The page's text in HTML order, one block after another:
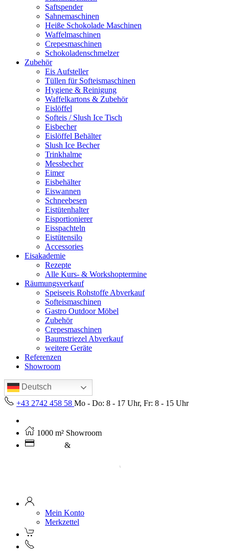
Saftspender
Sahnemaschinen
Heiße Schokolade Maschinen
Waffelmaschinen
Crepesmaschinen
Schokoladenschmelzer
Zubehör
Eis Aufsteller
Tüllen für Softeismaschinen
Hygiene & Reinigung
Waffelkartons & Zubehör
Eislöffel
Softeis / Slush Ice Tisch
Eisbecher
Eislöffel Behälter
Slush Ice Becher
Trinkhalme
Messbecher
Eimer
Eisbehälter
Eiswannen
Schneebesen
Eistütenhalter
Eisportionierer
Eisspachteln
Eistütensilo
Accessories
Eisakademie
Rezepte
Alle Kurs- & Workshoptermine
Räumungsverkauf
Speiseeis Rohstoffe Abverkauf
Softeismaschinen
Gastro Outdoor Möbel
Zubehör
Crepesmaschinen
Baumstriezel Abverkauf
weitere Geräte
Referenzen
Showroom
Deutsch
+43 2742 458 58 Mo - Do: 8 - 17 Uhr, Fr: 8 - 15 Uhr
1000 m² Showroom
&
Mein Konto
Merkzettel